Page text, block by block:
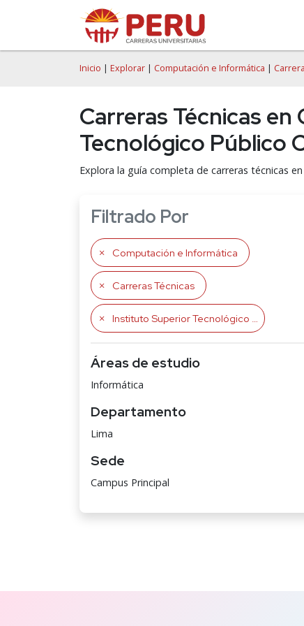
Inicio | Explorar | Computación e Informática |
Carreras Técnicas
Tecnológico Público
Explora la guía completa de carreras técnicas
Filtrado Por
Computación e Informática
Carreras Técnicas
Instituto Superior Tecnológico Público Cutervo
Áreas de estudio
Informática
Departamento
Lima
Sede
Campus Principal